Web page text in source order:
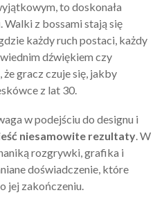
to doskonała
. Walki z bossami stają się
każdy ruch postaci, każdy
dźwiękiem czy
że gracz czuje się, jakby
z lat 30.
w podejściu do designu i
niesamowite rezultaty. W
rozgrywki, grafika i
doświadczenie, które
jej zakończeniu.